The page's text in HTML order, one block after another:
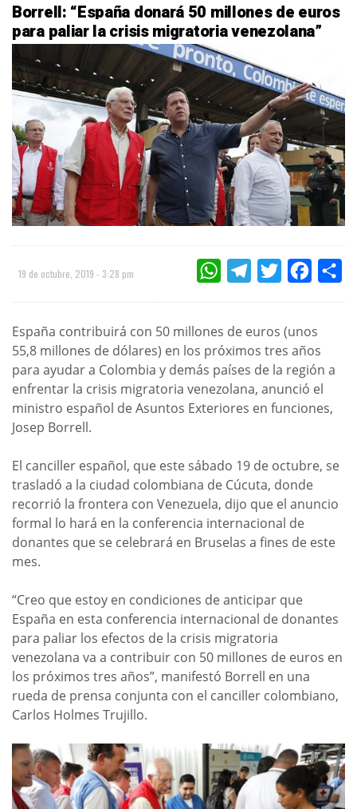
Borrell: “España donará 50 millones de euros
para paliar la crisis migratoria venezolana”
19 de octubre, 2019 - 3:28 pm WHATSAPPTELEGRAMTWITTER
España contribuirá con 50 millones de euros (unos
55,8 millones de dólares) en los próximos tres años
para ayudar a Colombia y demás países de la región a
enfrentar la crisis migratoria venezolana, anunció el
ministro español de Asuntos Exteriores en funciones,
Josep Borrell.
El canciller español, que este sábado 19 de octubre, se
trasladó a la ciudad colombiana de Cúcuta, donde
recorrió la frontera con Venezuela, dijo que el anuncio
formal lo hará en la conferencia internacional de
donantes que se celebrará en Bruselas a fines de este
mes.
“Creo que estoy en condiciones de anticipar que
España en esta conferencia internacional de donantes
para paliar los efectos de la crisis migratoria
venezolana va a contribuir con 50 millones de euros en
los próximos tres años”, manifestó Borrell en una
rueda de prensa conjunta con el canciller colombiano,
Carlos Holmes Trujillo.